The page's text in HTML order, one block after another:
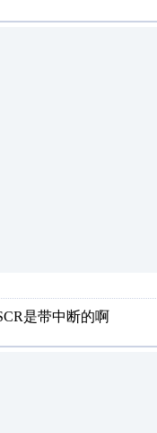
是带中断的啊